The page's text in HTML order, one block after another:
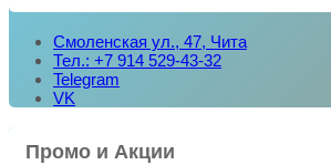
Смоленская ул., 47, Чита
Тел.: +7 914 529-43-32
Telegram
VK
Промо и Акции